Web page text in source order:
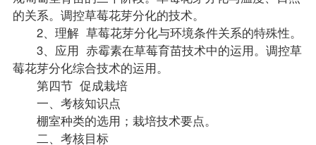
的关系。调控草莓花芽分化的技术。
2、理解 草莓花芽分化与环境条件关系的特殊性。
3、应用 赤霉素在草莓育苗技术中的运用。调控草
莓花芽分化综合技术的运用。
第四节 促成栽培
一、考核知识点
棚室种类的选用；栽培技术要点。
二、考核目标